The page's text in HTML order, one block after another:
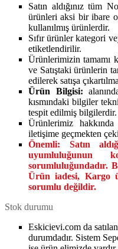
Satın aldığınız tüm
ürünleri aksi bir ibare
kullanılmış ürünlerdir.
Sıfır ürünler kategori
etiketlendirilir.
Ürünlerimizin tamamı
ve Satıştaki ürünlerin
edilerek satışa
Ürün Bilgisi:
kısmındaki bilgiler
tespit edilmiş bilgilerdir.
Ürünlerimiz
iletişime geçmekten
Önemli:
Satın
uyumluluğunun
sorumluluğundadır.
Ürün iadesi, Kargo
sorumlu değildir.
Stok durumu
Eskicievi.com da
durumdadır. Sistem